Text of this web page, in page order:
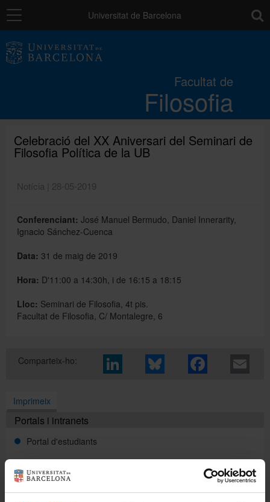
Navegació Universitat de Barcelona
Facultat de
Filosofia
Estudis
Recerca i innovació
Mobilitat
Relacions externes
Directori
Celebració del XX Aniversari del Seminari de
Filosofia Política de la UB
Notícia | 28-05-2019
Conferenciant: José Manuel Bermudo, Daniel Innerarity,
Ignacio Sánchez-Cuenca
Data: 31 de maig de 2019
Hora: D'11:00 a 14:30h, i de 16:15 a 18:15
Lloc: Seminari de Filosofia, 4t pis.
Facultat de Filosofia, C/ Montalegre, 6
Comparteix-ho:
Imprimeix
Portals i intranets
Portal d'estudiants
Campus Virtual